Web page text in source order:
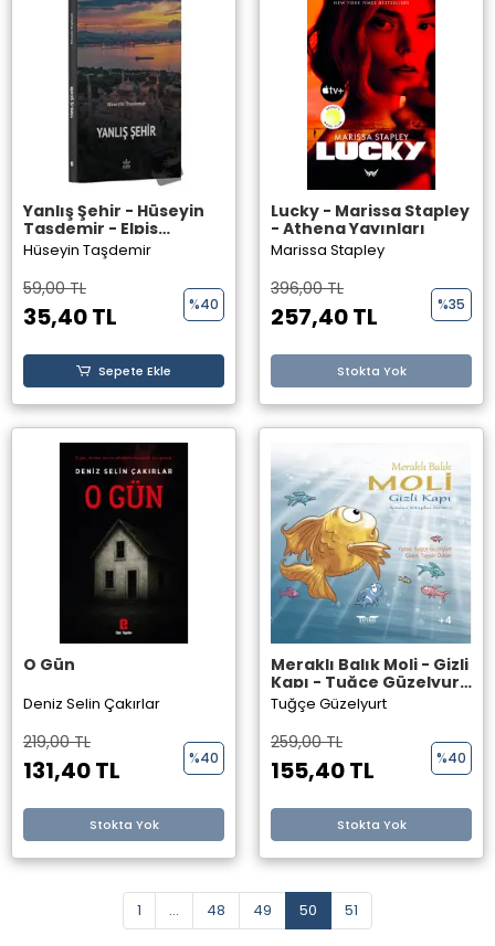
Yanlış Şehir - Hüseyin
Taşdemir - Elpis
Yayınları -
Hüseyin Taşdemir
59,00 TL
35,40 TL %40
Sepete Ekle
Lucky - Marissa Stapley
- Athena Yayınları
Marissa Stapley
396,00 TL
257,40 TL %35
Stokta Yok
O Gün
Deniz Selin Çakırlar
219,00 TL
131,40 TL %40
Stokta Yok
Meraklı Balık Moli - Gizli
Kapı - Tuğçe Güzelyurt
-Perseus Yayınevi -
Tuğçe Güzelyurt
259,00 TL
155,40 TL %40
Stokta Yok
1 ... 48 49 50 51